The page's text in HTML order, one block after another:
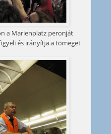
a Marienplatz peronját
és irányítja a tömeget